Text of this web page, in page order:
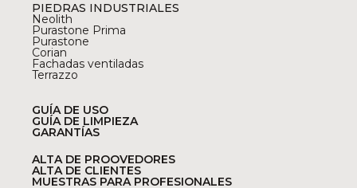
PIEDRAS INDUSTRIALES
Neolith
Purastone Prima
Purastone
Corian
Fachadas ventiladas
Terrazzo
GUÍA DE USO
GUÍA DE LIMPIEZA
GARANTÍAS
ALTA DE PROOVEDORES
ALTA DE CLIENTES
MUESTRAS PARA PROFESIONALES